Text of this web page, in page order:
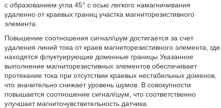
с образованием угла 45° с осью легкого намагничивания
удаленно от краевых границ участка магниторезистивного
элемента.
Повышение соотношения сигнал/шум достигается за счет
удаления линий тока от краев магниторезистивного элемента, где
находятся флуктуирующие доменные границы Указанное
выполнение магниторезистивных элементов обеспечивает
протекание тока при отсутствии краевых нестабильных доменов,
что значительно снижает уровень шумов. В совокупности
повышается соотношение сигнал/шум, что соответственно
улучшает магниточувствительность датчика.